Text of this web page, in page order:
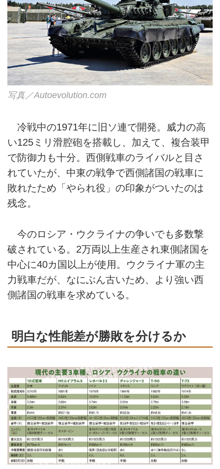
写真／Autoevolution.com
冷戦中の1971年に旧ソ連で開発。威力の高
い125ミリ滑腔砲を搭載し、加えて、複合装甲
で防御力も十分。西側戦車のライバルと目さ
れていたが、中東の戦争で西側諸国の戦車に
敗れたため「やられ役」の印象がついたのは
残念。
今のロシア・ウクライナの争いでも多数撃
破されている。2万両以上生産され東側諸国を
中心に40カ国以上が使用。ウクライナ軍の主
力戦車だが、なにぶん古いため、より強い西
側諸国の戦車を求めている。
明白な性能差が勝敗を分けるか